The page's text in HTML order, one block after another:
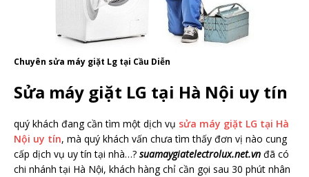
Chuyên sửa máy giặt Lg tại Cầu Diễn
Sửa máy giặt LG tại Hà Nội uy tín
quý khách đang cần tìm một dịch vụ sửa máy giặt LG tại Hà
Nội uy tín, mà quý khách vấn chưa tìm thấy đơn vị nào cung
cấp dịch vụ uy tín tại nhà…? suamaygiatelectrolux.net.vn đã có
chi nhánh tại Hà Nội, khách hàng chỉ cần gọi sau 30 phút nhân